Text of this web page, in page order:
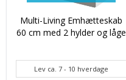
Multi-Living Emhætteskab
60 cm med 2 hylder og låge
Lev ca. 7 - 10 hverdage